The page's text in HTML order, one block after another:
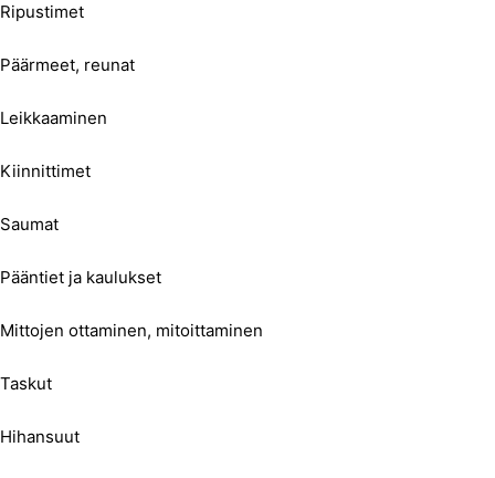
Ripustimet
Päärmeet, reunat
Leikkaaminen
Kiinnittimet
Saumat
Pääntiet ja kaulukset
Mittojen ottaminen, mitoittaminen
Taskut
Hihansuut